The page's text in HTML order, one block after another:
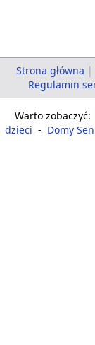
Strona główna |
Regulamin
Warto zobaczyć:
dzieci - Domy